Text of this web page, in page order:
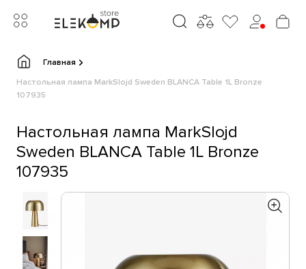
Главная
Настольная лампа MarkSlojd Sweden BLANCA Table 1L Bronze
107935
Настольная лампа MarkSlojd
Sweden BLANCA Table 1L Bronze
107935